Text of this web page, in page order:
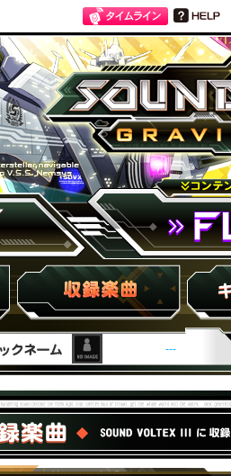
SOUND VOLTEX III GRAVITY WARS
FLOOR
収録楽曲
キャラ紹
---